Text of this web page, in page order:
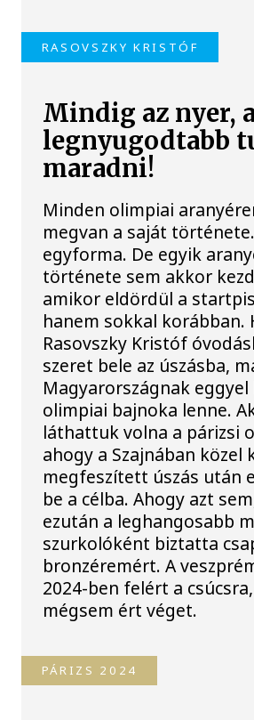
RASOVSZKY KRISTÓF
Mindig az nyer,
legnyugodtabb
maradni!
Minden olimpiai
megvan a saját
egyforma. De egyik
története sem akkor
amikor eldördül a
hanem sokkal korábban.
Rasovszky Kristóf
szeret bele az úszásba,
Magyarországnak eggyel
olimpiai bajnoka lenne.
láthattuk volna a párizsi
ahogy a Szajnában közel
megfeszített úszás után
be a célba. Ahogy azt
ezután a leghangosabb
szurkolóként biztatta
bronzéremért. A
2024-ben felért a
mégsem ért véget.
PÁRIZS 2024